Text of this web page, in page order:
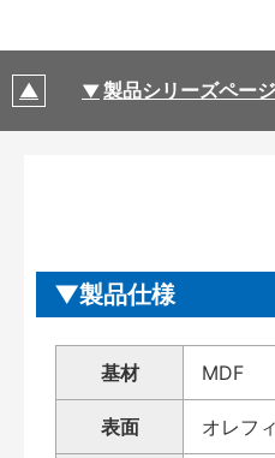
製品シリーズペー
製品仕様
基材 MDF
表面 オレフ